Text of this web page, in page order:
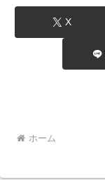
X
ホーム